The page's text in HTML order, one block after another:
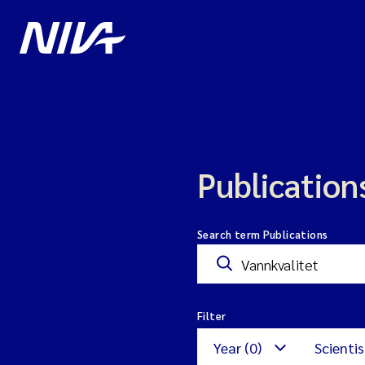
Search term Publications
Filter
Year (0)